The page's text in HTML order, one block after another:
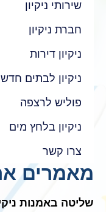
שירותי ניקיון
חברת ניקיון
ניקיון דירות
ניקיון לבתים
פוליש לרצפה
ניקיון בלחץ מים
צרו קשר
מאמרים
שליטה באמנות